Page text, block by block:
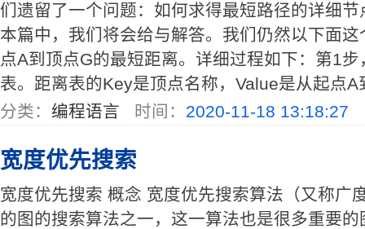
们遗留了一个问题：如何求得最短路径的详细
本篇中，我们将会给与解答。我们仍然以下面
点A到顶点G的最短距离。详细过程如下：第1
表。距离表的Key是顶点名称，Value是从起点A
分类： 编程语言 时间： 2020-11-18 13:18:27
宽度优先搜索
宽度优先搜索 概念 宽度优先搜索算法（又称广
的图的搜索算法之一，这一算法也是很多重要